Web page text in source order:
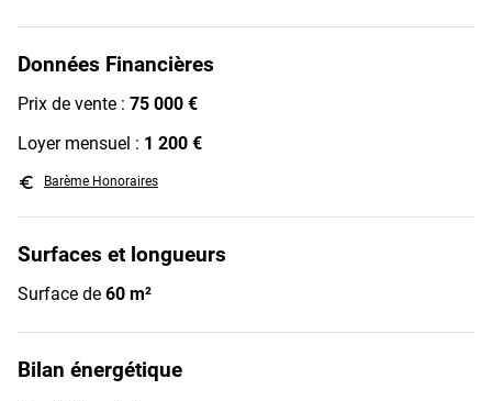
Données Financières
Prix de vente : 75 000 €
Loyer mensuel : 1 200 €
euro_symbol Barème Honoraires
Surfaces et longueurs
Surface de 60 m²
Bilan énergétique